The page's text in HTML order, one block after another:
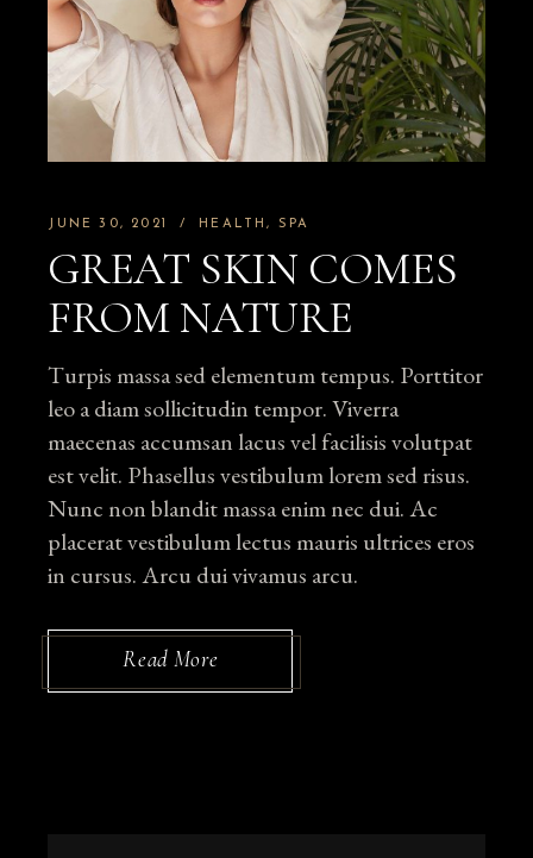
JUNE 30, 2021 HEALTH SPA
GREAT SKIN COMES
FROM NATURE
Turpis massa sed elementum tempus. Porttitor
leo a diam sollicitudin tempor. Viverra
maecenas accumsan lacus vel facilisis volutpat
est velit. Phasellus vestibulum lorem sed risus.
Nunc non blandit massa enim nec dui. Ac
placerat vestibulum lectus mauris ultrices eros
in cursus. Arcu dui vivamus arcu.
Read More